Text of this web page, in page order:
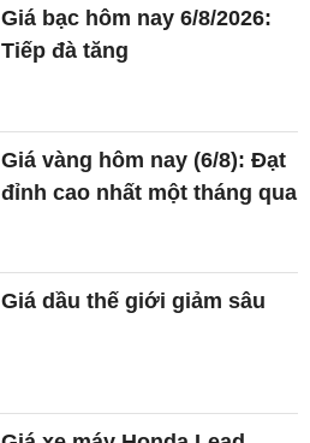
Giá bạc hôm nay 6/8/2026:
Tiếp đà tăng
Giá vàng hôm nay (6/8): Đạt
đỉnh cao nhất một tháng qua
Giá dầu thế giới giảm sâu